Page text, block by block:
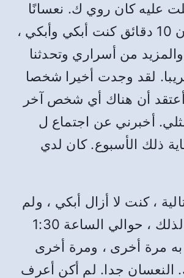
عليه كان روي ك. نعسانًا
دقائق كنت أبكي وأبكي ،
والمزيد من أسراري وتحدثنا
. لقد وجدت أخيرا شخصا
أن هناك أي شخص آخر
. أخبرني عن اجتماع ل
ذلك الأسبوع.كان لدي
، كنت لا أزال أبكي ، ولم
لذلك ، حوالي الساعة
مرة أخرى ، ومرة أخرى
. النعسان جدا. لم أكن أعرف